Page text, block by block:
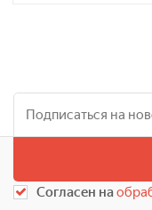
Согласен на